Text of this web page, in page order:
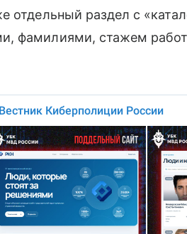
отдельный раздел с
фамилиями, стажем